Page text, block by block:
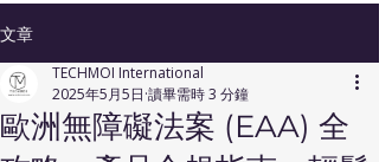
文章
歐洲無障礙法案 (EAA) 全
TECHMOI International
2025年5月5日 讀畢需時 3 分鐘